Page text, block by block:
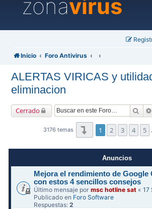
zonavirus
Inicio Foro Antivirus
ALERTAS VIRICAS y
eliminacion
Cerrado
3176 temas Página1de103
1 2 3 4 5
Anuncios
Mejora el rendimiento de Google
con estos 4 sencillos consejos
Último mensaje pormsc hotline sat «17
Publicado en Foro Software
Respuestas:2